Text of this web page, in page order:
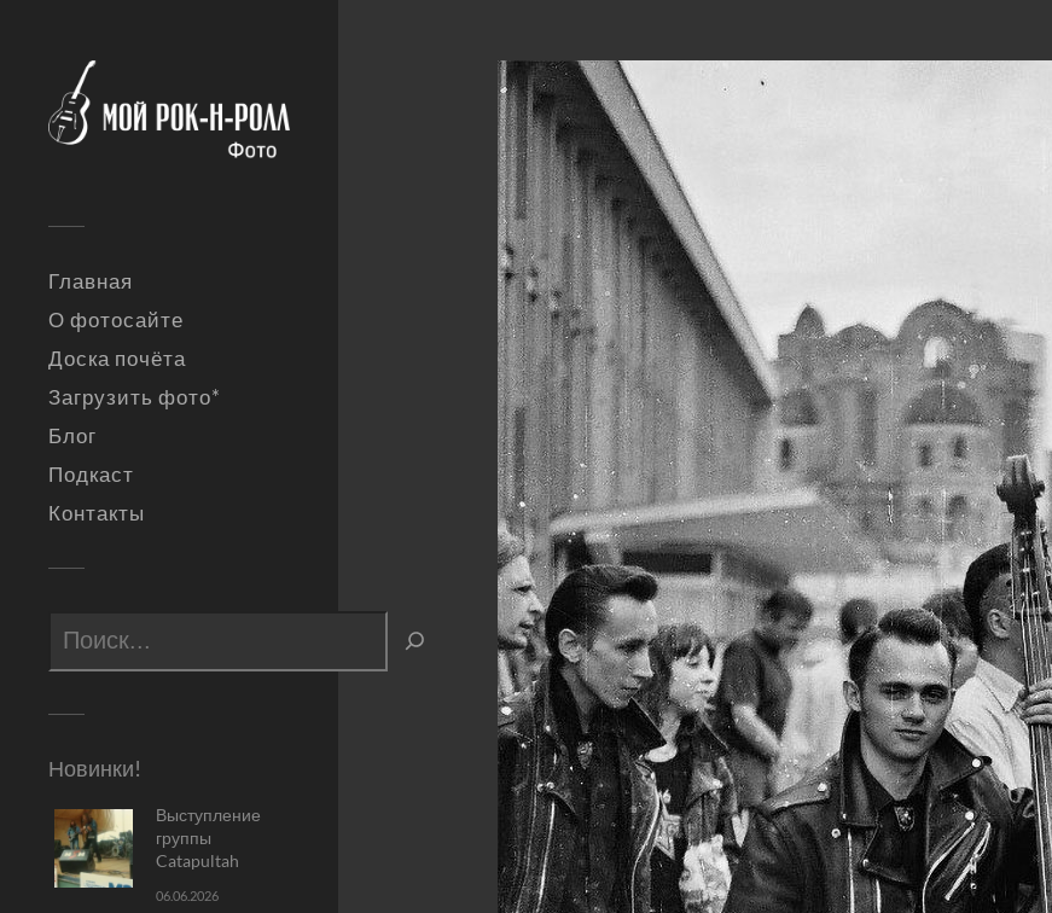
Главная
О фотосайте
Доска почёта
Загрузить фото*
Блог
Подкаст
Контакты
Новинки!
Выступление
группы
Catapultah
06.06.2026